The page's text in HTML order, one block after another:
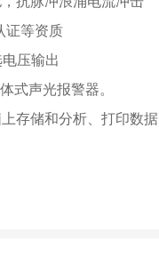
证等资质
压输出
式声光报警器。
存储和分析、打印数据